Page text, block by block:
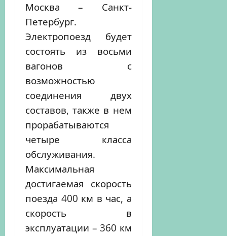
Москва – Санкт-
Петербург.
Электропоезд будет
состоять из восьми
вагонов с
возможностью
соединения двух
составов, также в нем
прорабатываются
четыре класса
обслуживания.
Максимальная
достигаемая скорость
поезда 400 км в час, а
скорость в
эксплуатации – 360 км